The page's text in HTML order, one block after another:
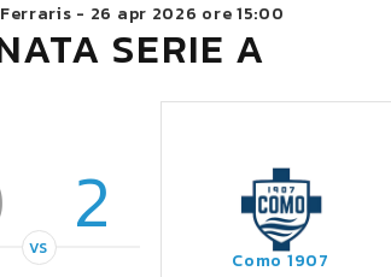
- 26 apr 2026 ore 15:00
SERIE A
2
VS Como 1907